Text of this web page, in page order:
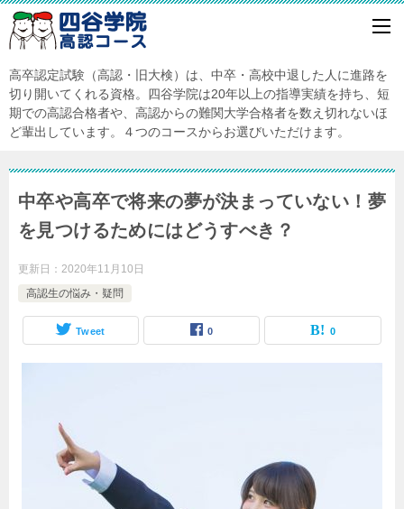
高卒認定試験（高認・旧大検）は、中卒・高校中退した人に進路を
切り開いてくれる資格。四谷学院は20年以上の指導実績を持ち、短
期での高認合格者や、高認からの難関大学合格者を数え切れないほ
ど輩出しています。４つのコースからお選びいただけます。
中卒や高卒で将来の夢が決まっていない！夢
を見つけるためにはどうすべき？
更新日： 2020年11月10日
高認生の悩み・疑問
Tweet 0 0